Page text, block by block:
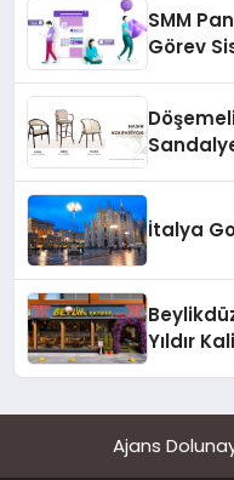
SMM
Görev
İtalya
Yıldır
Ajans